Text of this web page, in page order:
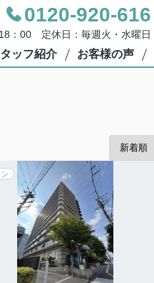
0120-920-616
：00 定休日：毎週火・水曜日
ッフ紹介 お客様の声